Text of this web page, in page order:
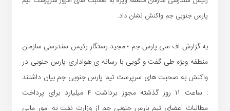
پارس جنوبی جم واکنش نشان داد.
به گزارش اف سی پارس جم ؛ مجید رستگار رئیس سندرسی سازمان
منطقه ویژه طی گفت و گویی با رسانه ی هواداری پارس جنوبی در
واکنش به صحبت های سرپرست تیم پارس جنوبی جم بیان داشتند
: ساعت ۱۱ روز گذشته مجوز برداشت ۴ میلیارد برای پرداخت
مطالبات اعضای تیم پارس جنوبی جم از وزارت نفت به امور مالی